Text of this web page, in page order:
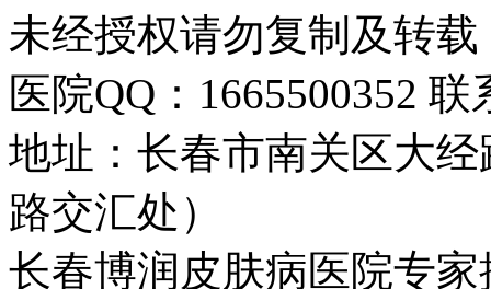
未经授权请勿复制及转载
医院QQ：1665500352
地址：长春市南关区大
路交汇处）
长春博润皮肤病医院专